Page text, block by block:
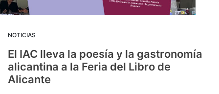
NOTICIAS
El IAC lleva la poesía y la gastronomía
alicantina a la Feria del Libro de
Alicante